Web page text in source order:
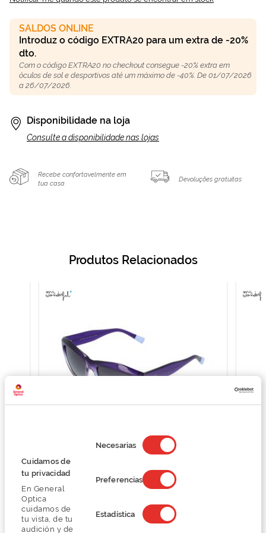
Cuidamos de
tu privacidad
En General
Optica
cuidamos de
tu vista, de tu
audición y de
de
consentimiento
Necesarias
Preferencias
Estadística
SALDOS ONLINE
Introduz o código EXTRA20 para um extra de -20%
dto.
Com o código EXTRA20 no checkout consegue -20% extra em
óculos de sol e desportivos até um máximo de -40%. De 01/07/2026
a 26/07/2026.
Disponibilidade na loja
Consulte a disponibilidade nas lojas
Recebe confortavelmente em
tua casa
Devoluções gratuitas
Produtos Relacionados
Mr.Wonderful MW29145
44,40 €
74,00 €